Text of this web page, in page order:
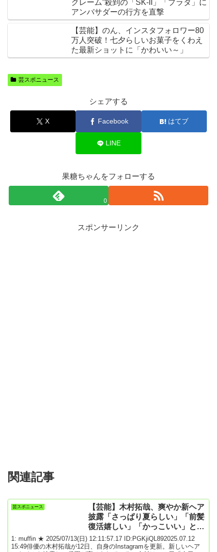
クレーム”殺到の「SK-II」「プラダ」に
アンバサダーの行方を直撃
【芸能】のん、インスタフォロワー80
万人突破！七夕らしいお菓子をくわえ
た最新ショットに「かわいい～」
芸スポニュース
シェアする
X Facebook はてブ
LINE
果糖ちゃんをフォローする
0
スポンサーリンク
関連記事
芸スポニュース
【芸能】木村拓哉、爽やか新ヘア
披露「さっぱり夏らしい」「前髪
復活嬉しい」「かっこいい」と反
響
1: muffin ★ 2025/07/13(日) 12:11:57.17 ID:PGKjiQL892025.07.12
15:49俳優の木村拓哉が12日、自身のInstagramを更新。新しいヘア